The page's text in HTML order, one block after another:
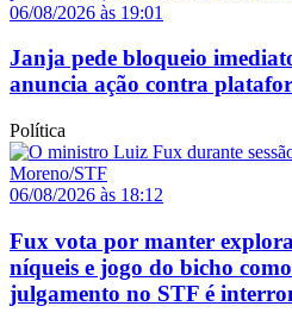
06/08/2026 às 19:01
Janja pede bloqueio
anuncia ação contra
Política
06/08/2026 às 18:12
Fux vota por manter
níqueis e jogo do bicho
julgamento no STF é